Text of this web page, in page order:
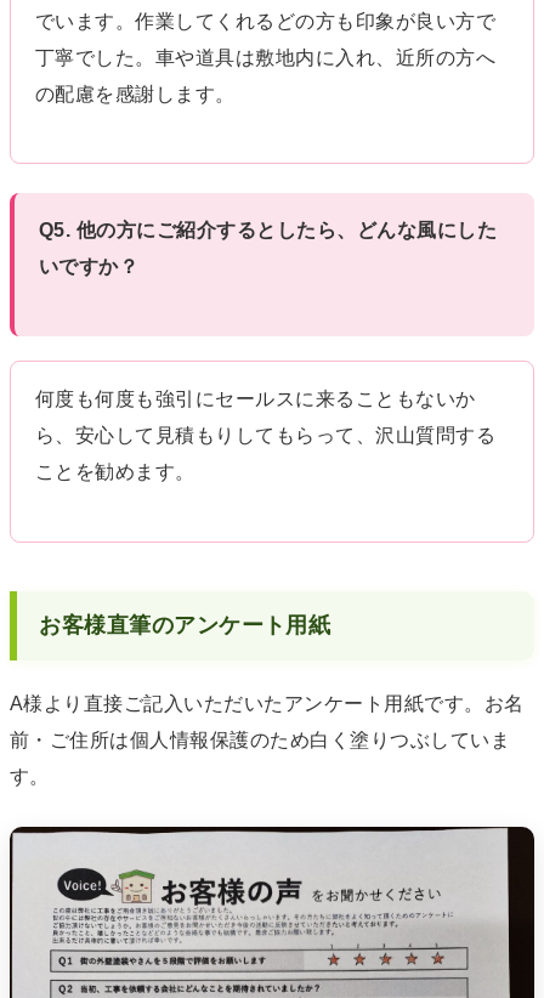
でいます。作業してくれるどの方も印象が良い方で
丁寧でした。車や道具は敷地内に入れ、近所の方へ
の配慮を感謝します。
Q5. 他の方にご紹介するとしたら、どんな風にした
いですか？
何度も何度も強引にセールスに来ることもないか
ら、安心して見積もりしてもらって、沢山質問する
ことを勧めます。
お客様直筆のアンケート用紙
A様より直接ご記入いただいたアンケート用紙です。お名
前・ご住所は個人情報保護のため白く塗りつぶしていま
す。